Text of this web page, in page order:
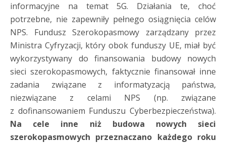
informacyjne na temat 5G. Działania te, choć
potrzebne, nie zapewniły pełnego osiągnięcia celów
NPS. Fundusz Szerokopasmowy zarządzany przez
Ministra Cyfryzacji, który obok funduszy UE, miał być
wykorzystywany do finansowania budowy nowych
sieci szerokopasmowych, faktycznie finansował inne
zadania związane z informatyzacją państwa,
niezwiązane z celami NPS (np. związane
z dofinansowaniem Funduszu Cyberbezpieczeństwa).
Na cele inne niż budowa nowych sieci
szerokopasmowych przeznaczano każdego roku